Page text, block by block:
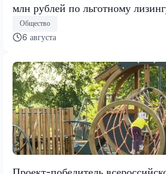
млн рублей по льготному
Общество
6 августа